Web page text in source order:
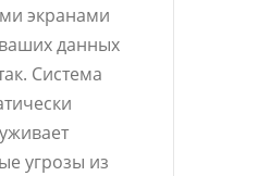
экранами
данных
Система
угрозы из